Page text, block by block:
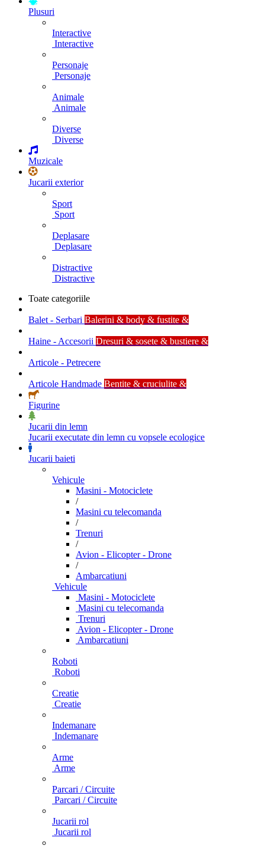
Plusuri
Interactive
Interactive
Personaje
Personaje
Animale
Animale
Diverse
Diverse
Muzicale
Jucarii exterior
Sport
Sport
Deplasare
Deplasare
Distractive
Distractive
Toate categoriile
Balet - Serbari Balerini & body & fustite &
Haine - Accesorii Dresuri & sosete & bustiere &
Articole - Petrecere
Articole Handmade Bentite & cruciulite &
Figurine
Jucarii din lemn
Jucarii executate din lemn cu vopsele ecologice
Jucarii baieti
Vehicule
Masini - Motociclete
/
Masini cu telecomanda
/
Trenuri
/
Avion - Elicopter - Drone
/
Ambarcatiuni
Vehicule
Masini - Motociclete
Masini cu telecomanda
Trenuri
Avion - Elicopter - Drone
Ambarcatiuni
Roboti
Roboti
Creatie
Creatie
Indemanare
Indemanare
Arme
Arme
Parcari / Circuite
Parcari / Circuite
Jucarii rol
Jucarii rol